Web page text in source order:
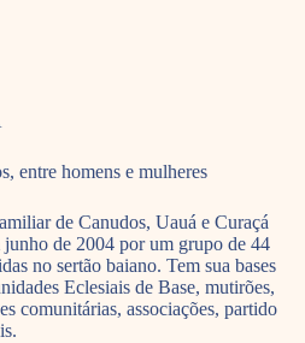
entre homens e mulheres
de Canudos, Uauá e Curaçá
de 2004 por um grupo de 44
no sertão baiano. Tem sua bases
Eclesiais de Base, mutirões,
comunitárias, associações, partido